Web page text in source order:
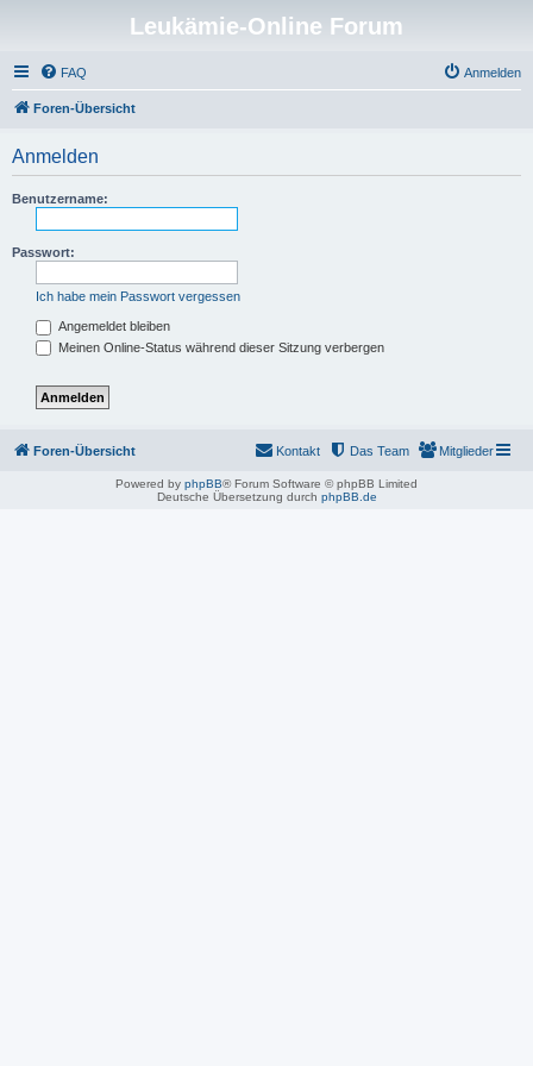
Leukämie-Online Forum
FAQ Anmelden
Foren-Übersicht
Anmelden
Benutzername:
Passwort:
Ich habe mein Passwort vergessen
Angemeldet bleiben
Meinen Online-Status während dieser Sitzung verbergen
Foren-Übersicht Mitglieder
Das Team
Kontakt
Powered by phpBB® Forum Software © phpBB Limited
Deutsche Übersetzung durch phpBB.de